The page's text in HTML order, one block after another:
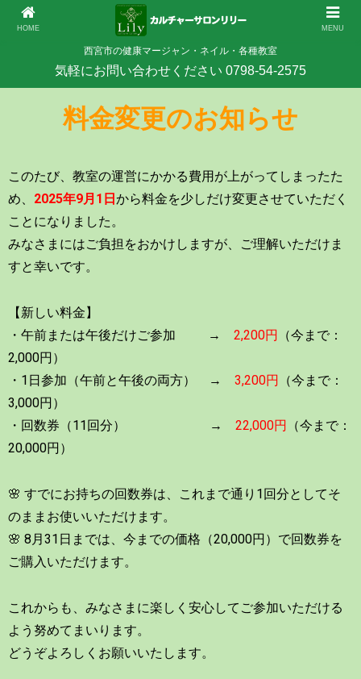
西宮市の健康マージャン・ネイル・各種教室
料金変更のお知らせ
このたび、教室の運営にかかる費用が上がってしまったた
め、 2025年9月1日 から料金を少しだけ変更させていただく
ことになりました。
みなさまにはご負担をおかけしますが、ご理解いただけま
すと幸いです。
【新しい料金】
・午前または午後だけご参加 → 2,200円
（今まで：
2,000円）
・1日参加（午前と午後の両方） → 3,200円
（今まで：
3,000円）
・回数券（11回分） → 22,000円
（今まで：
20,000円）
🌸 すでにお持ちの回数券は、これまで通り1回分としてそ
のままお使いいただけます。
🌸 8月31日までは、今までの価格（20,000円）で回数券を
ご購入いただけます。
これからも、みなさまに楽しく安心してご参加いただける
よう努めてまいります。
どうぞよろしくお願いいたします。
HOME MENU